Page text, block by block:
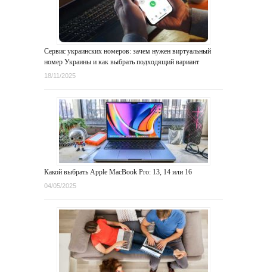
Сервис украинских номеров: зачем нужен виртуальный
номер Украины и как выбрать подходящий вариант
18/11/2025
Какой выбрать Apple MacBook Pro: 13, 14 или 16
04/05/2025